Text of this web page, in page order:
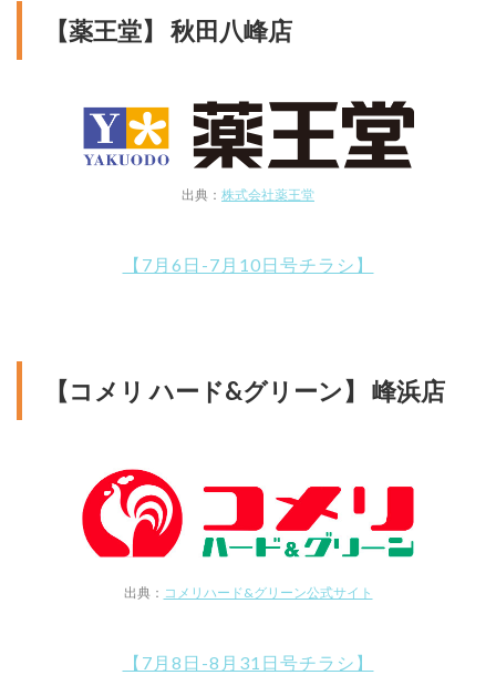
【薬王堂】 秋田八峰店
出典： 株式会社薬王堂
【7月6日-7月10日号チラシ】
【コメリ ハード&グリーン】 峰浜店
出典： コメリハード&グリーン公式サイト
【7月8日-8月31日号チラシ】